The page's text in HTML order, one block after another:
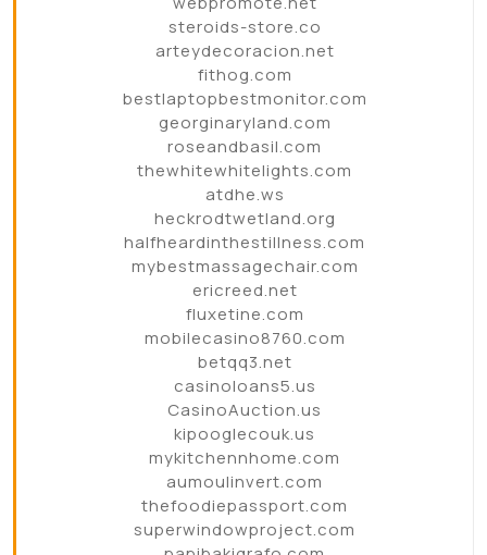
steroids-store.co
arteydecoracion.net
fithog.com
bestlaptopbestmonitor.com
georginaryland.com
roseandbasil.com
thewhitewhitelights.com
atdhe.ws
heckrodtwetland.org
halfheardinthestillness.com
mybestmassagechair.com
ericreed.net
fluxetine.com
mobilecasino8760.com
betqq3.net
casinoloans5.us
CasinoAuction.us
kipooglecouk.us
mykitchennhome.com
aumoulinvert.com
thefoodiepassport.com
superwindowproject.com